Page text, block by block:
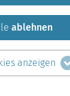
Kontakt
teilen auf:
ablehnen
anzeigen